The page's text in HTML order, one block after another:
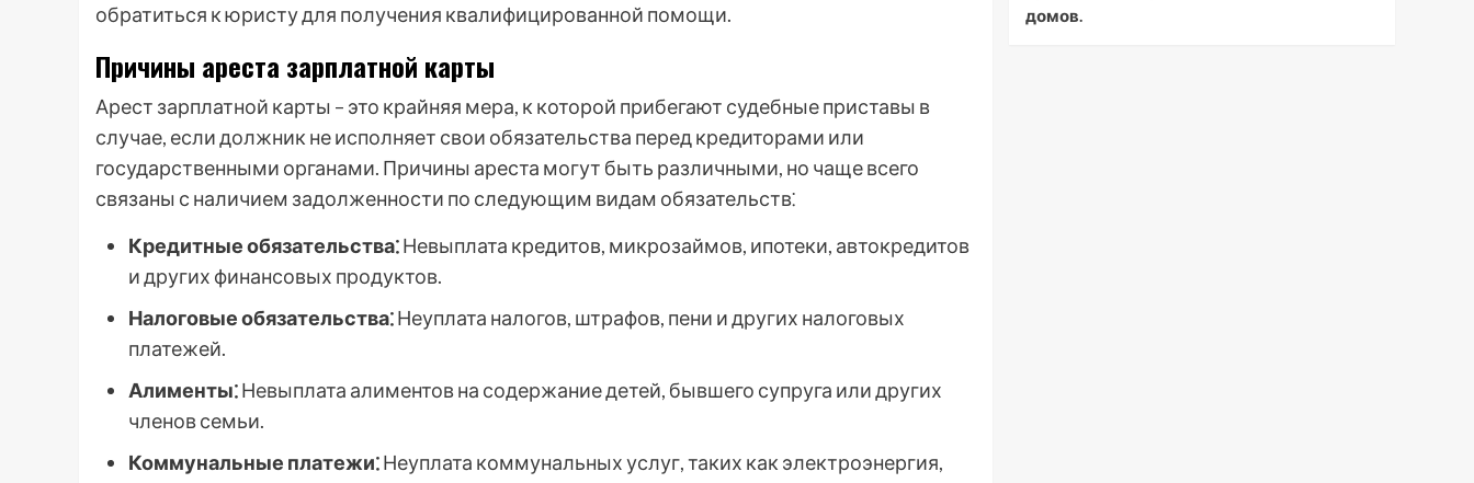
обратиться к юристу для получения квалифицированной помощи.
Причины ареста зарплатной карты
Арест зарплатной карты – это крайняя мера, к которой прибегают судебные приставы в
случае, если должник не исполняет свои обязательства перед кредиторами или
государственными органами. Причины ареста могут быть различными, но чаще всего
связаны с наличием задолженности по следующим видам обязательств⁚
Кредитные обязательства⁚Невыплата кредитов, микрозаймов, ипотеки, автокредитов
и других финансовых продуктов.
Налоговые обязательства⁚Неуплата налогов, штрафов, пени и других налоговых
платежей.
Алименты⁚Невыплата алиментов на содержание детей, бывшего супруга или других
членов семьи.
Коммунальные платежи⁚Неуплата коммунальных услуг, таких как электроэнергия,
домов.